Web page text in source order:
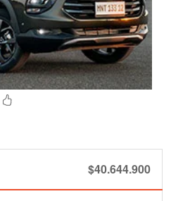
$40.644.900